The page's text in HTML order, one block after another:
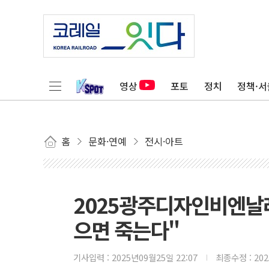
영상 포토 정치 정책·
홈 문화·연예 전시·아트
2025광주디자인비엔
으면 죽는다"
기사입력 : 2025년09월25일 22:07 최종수정 :